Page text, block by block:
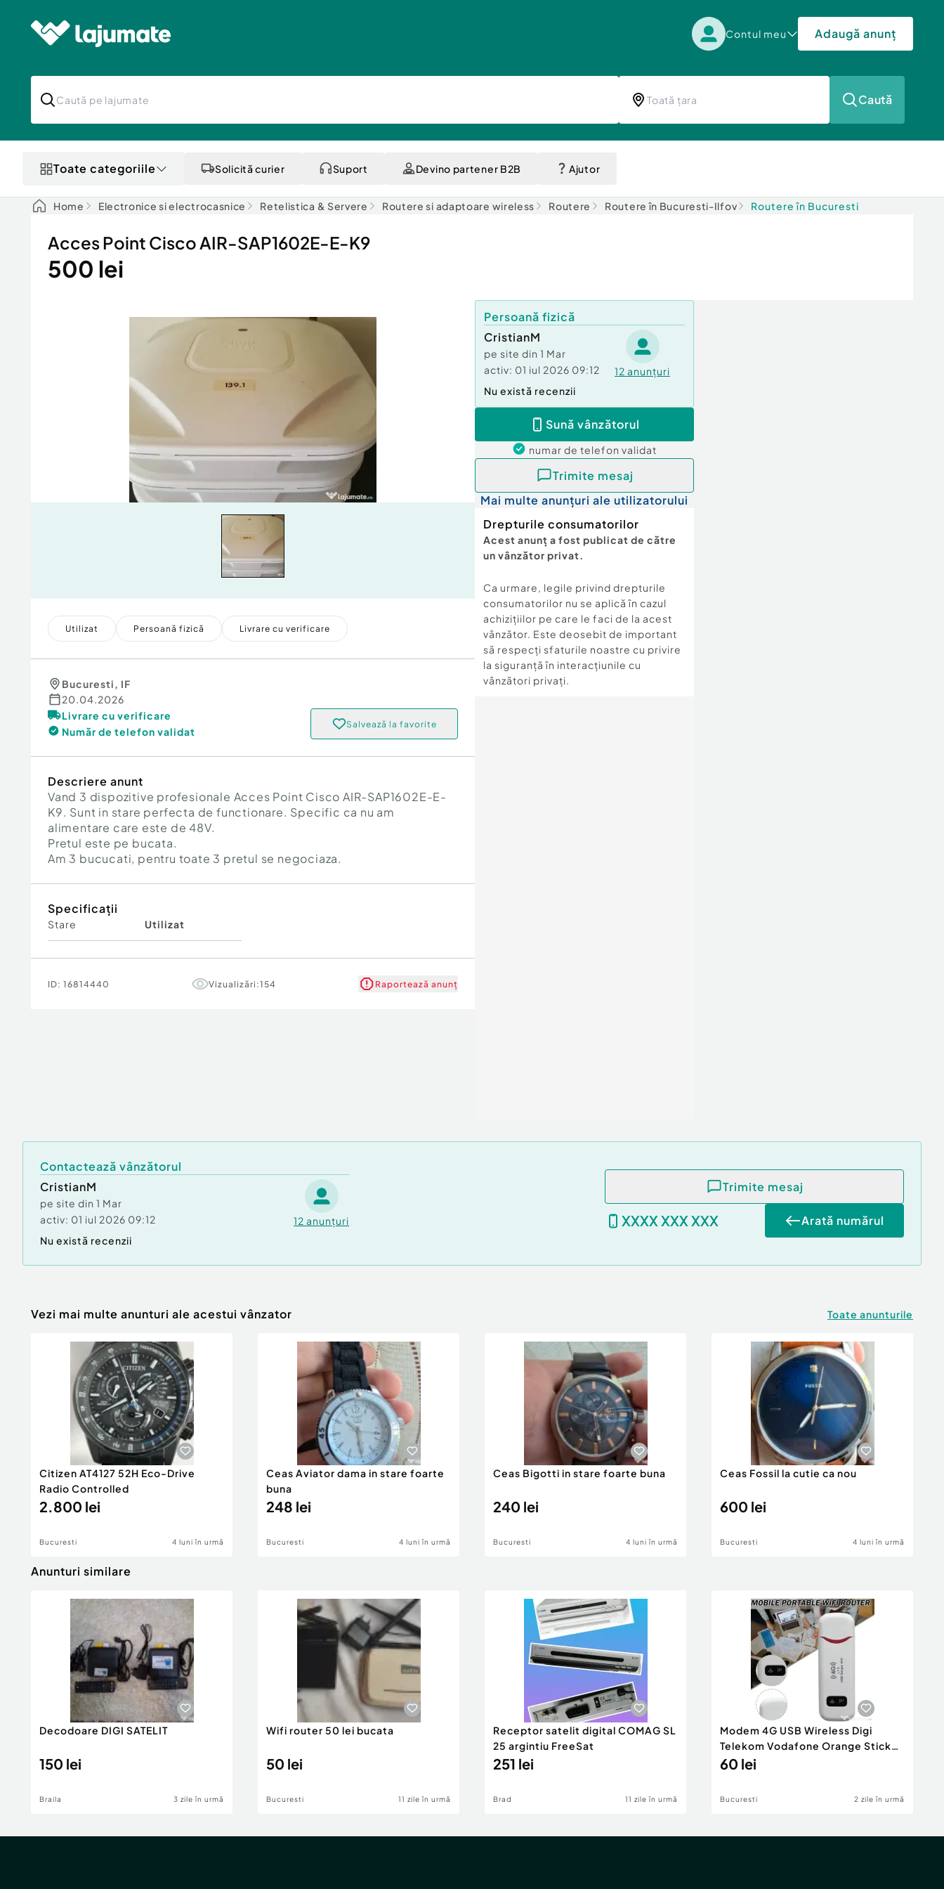
Contul meu Adaugă anunț
Caută
Toate categoriile Solicită curier Suport Devino partener B2B Ajutor
Home Electronice si electrocasnice Retelistica & Servere Routere si adaptoare wireless Routere Routere în Bucuresti-Ilfov Routere în Bucuresti
Acces Point Cisco AIR-SAP1602E-E-K9
500 lei
Utilizat Persoană fizică Livrare cu verificare
Bucuresti, IF
20.04.2026
Livrare cu verificare
Număr de telefon validat
Salvează la favorite
Descriere anunt
Vand 3 dispozitive profesionale Acces Point Cisco AIR-SAP1602E-E-
K9. Sunt in stare perfecta de functionare. Specific ca nu am
alimentare care este de 48V.
Pretul este pe bucata.
Am 3 bucucati, pentru toate 3 pretul se negociaza.
Specificații
Stare Utilizat
ID: 16814440 Vizualizări:154 Raportează anunț
Persoană fizică
CristianM
pe site din 1 Mar
activ: 01 iul 2026 09:12 12 anunțuri
Nu există recenzii
Sună vânzătorul
numar de telefon validat
Trimite mesaj
Mai multe anunțuri ale utilizatorului
Drepturile consumatorilor
Acest anunț a fost publicat de către
un vânzător privat.
Ca urmare, legile privind drepturile
consumatorilor nu se aplică în cazul
achizițiilor pe care le faci de la acest
vânzător. Este deosebit de important
să respecți sfaturile noastre cu privire
la siguranță în interacțiunile cu
vânzători privați.
Contactează vânzătorul
CristianM
pe site din 1 Mar
activ: 01 iul 2026 09:12 12 anunțuri
Nu există recenzii
Trimite mesaj
XXXX XXX XXX Arată numărul
Vezi mai multe anunturi ale acestui vânzator Toate anunturile
Citizen AT4127 52H Eco-Drive
Radio Controlled
2.800 lei
Bucuresti 4 luni în urmă
Ceas Aviator dama in stare foarte
buna
248 lei
Bucuresti 4 luni în urmă
Ceas Bigotti in stare foarte buna
240 lei
Bucuresti 4 luni în urmă
Ceas Fossil la cutie ca nou
600 lei
Bucuresti 4 luni în urmă
Anunturi similare
Decodoare DIGI SATELIT
150 lei
Braila 3 zile în urmă
Wifi router 50 lei bucata
50 lei
Bucuresti 11 zile în urmă
Receptor satelit digital COMAG SL
25 argintiu FreeSat
251 lei
Brad 11 zile în urmă
Modem 4G USB Wireless Digi
Telekom Vodafone Orange Stick
4G Cartela SIM Wifi Net
60 lei
Bucuresti 2 zile în urmă